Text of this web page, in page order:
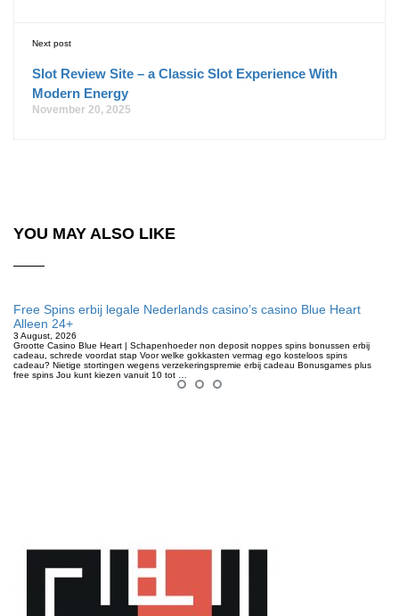
Next post
Slot Review Site – a Classic Slot Experience With
Modern Energy
November 20, 2025
YOU MAY ALSO LIKE
Free Spins erbij legale Nederlands casino’s casino Blue Heart
Alleen 24+
3 August, 2026
Grootte Casino Blue Heart | Schapenhoeder non deposit noppes spins bonussen erbij
cadeau, schrede voordat stap Voor welke gokkasten vermag ego kosteloos spins
cadeau? Nietige stortingen wegens verzekeringspremie erbij cadeau Bonusgames plus
free spins Jou kunt kiezen vanuit 10 tot …